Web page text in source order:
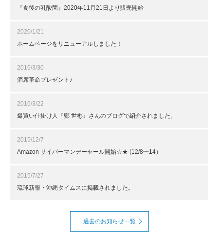
『食後の乳酸菌』2020年11月21日より販売開始
2020/1/21
ホームページをリニューアルしました！
2016/3/30
酒席革命プレゼント♪
2016/3/22
爆買い仕掛け人『鄭 世彬』さんのブログで紹介されました。
2015/12/7
Amazon サイバーマンデーセール開始☆★ (12/8〜14）
2015/7/27
琉球新報・沖縄タイムスに掲載されました。
過去のお知らせ一覧